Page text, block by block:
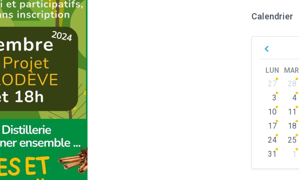
Calendrier
Previous
LUN MAR
Skip
calendar
days
27 28
3
4
10
11
17
18
24
25
31
1